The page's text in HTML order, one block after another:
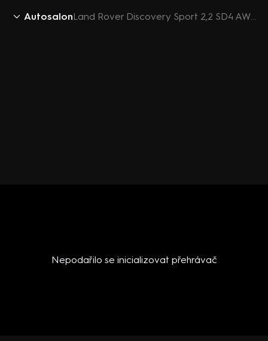
Autosalon Land Rover Discovery Sport 2,2 SD4 AWD HSE Luxury 7M
Nepodařilo se inicializovat přehrávač